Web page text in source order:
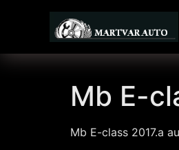
Mb E-
Mb E-class 2017.a